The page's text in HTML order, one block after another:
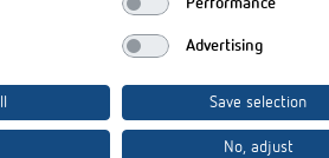
Advertising
Save selection
No, adjust